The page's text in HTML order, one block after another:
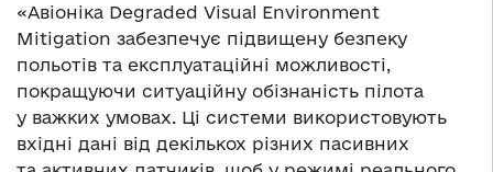
«Авіоніка Degraded Visual Environment
Mitigation забезпечує підвищену безпеку
польотів та експлуатаційні можливості,
покращуючи ситуаційну обізнаність пілота
у важких умовах. Ці системи використовують
вхідні дані від декількох різних пасивних